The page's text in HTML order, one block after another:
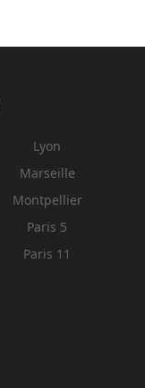
Lyon
Marseille
Montpellier
Paris 5
Paris 11